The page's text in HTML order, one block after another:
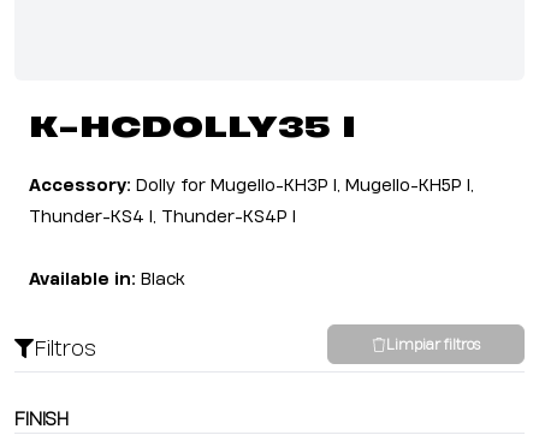
K-HCDOLLY35 I
Accessory: Dolly for Mugello-KH3P I, Mugello-KH5P I,
Thunder-KS4 I, Thunder-KS4P I
Available in: Black
Filtros Limpiar filtros
FINISH